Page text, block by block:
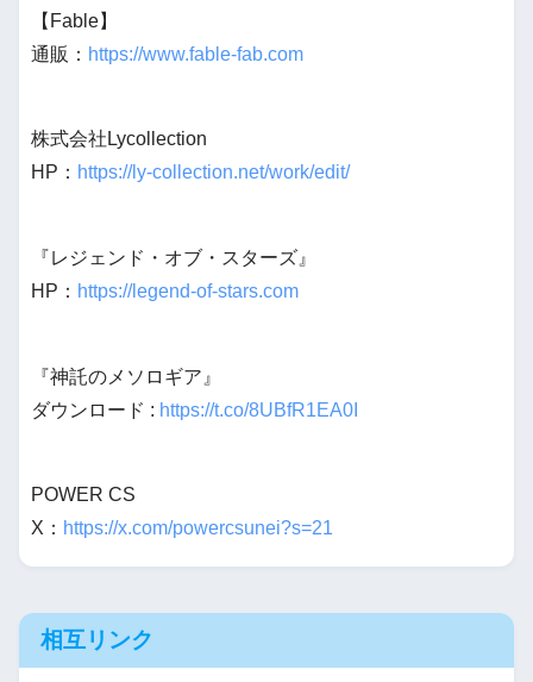
【Fable】
通販： https://www.fable-fab.com
株式会社Lycollection
HP： https://ly-collection.net/work/edit/
『レジェンド・オブ・スターズ』
HP： https://legend-of-stars.com
『神託のメソロギア』
ダウンロード : https://t.co/8UBfR1EA0I
POWER CS
X： https://x.com/powercsunei?s=21
相互リンク